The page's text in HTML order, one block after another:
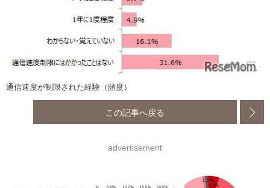
通信速度が制限された経験（頻度）
この記事へ戻る
advertisement